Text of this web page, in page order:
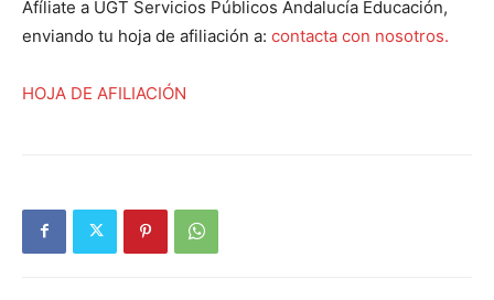
Afíliate a UGT Servicios Públicos Andalucía Educación,
enviando tu hoja de afiliación a: contacta con nosotros.
HOJA DE AFILIACIÓN